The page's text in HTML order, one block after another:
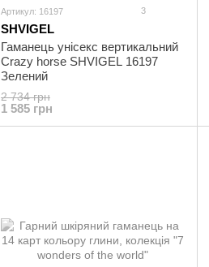
Артикул: 16197 3
SHVIGEL
Гаманець унісекс вертикальний
Crazy horse SHVIGEL 16197
Зелений
2 734 грн
1 585 грн